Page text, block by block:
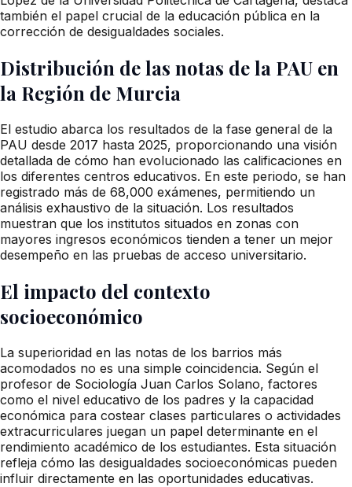
también el papel crucial de la educación pública en la
corrección de desigualdades sociales.
Distribución de las notas de la PAU en
la Región de Murcia
El estudio abarca los resultados de la fase general de la
PAU desde 2017 hasta 2025, proporcionando una visión
detallada de cómo han evolucionado las calificaciones en
los diferentes centros educativos. En este periodo, se han
registrado más de 68,000 exámenes, permitiendo un
análisis exhaustivo de la situación. Los resultados
muestran que los institutos situados en zonas con
mayores ingresos económicos tienden a tener un mejor
desempeño en las pruebas de acceso universitario.
El impacto del contexto
socioeconómico
La superioridad en las notas de los barrios más
acomodados no es una simple coincidencia. Según el
profesor de Sociología Juan Carlos Solano, factores
como el nivel educativo de los padres y la capacidad
económica para costear clases particulares o actividades
extracurriculares juegan un papel determinante en el
rendimiento académico de los estudiantes. Esta situación
refleja cómo las desigualdades socioeconómicas pueden
influir directamente en las oportunidades educativas.